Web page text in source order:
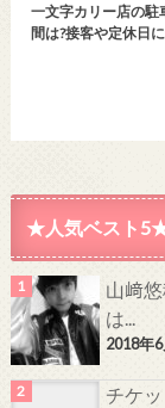
一文字カリー店の駐
間は?接客や定休日
★人気ベスト
山﨑
は...
2018年
チケ